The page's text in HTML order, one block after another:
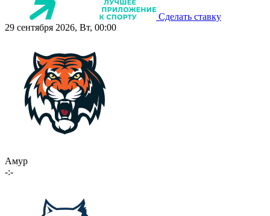
Сделать ставку
29 сентября 2026, Вт, 00:00
Амур
-:-